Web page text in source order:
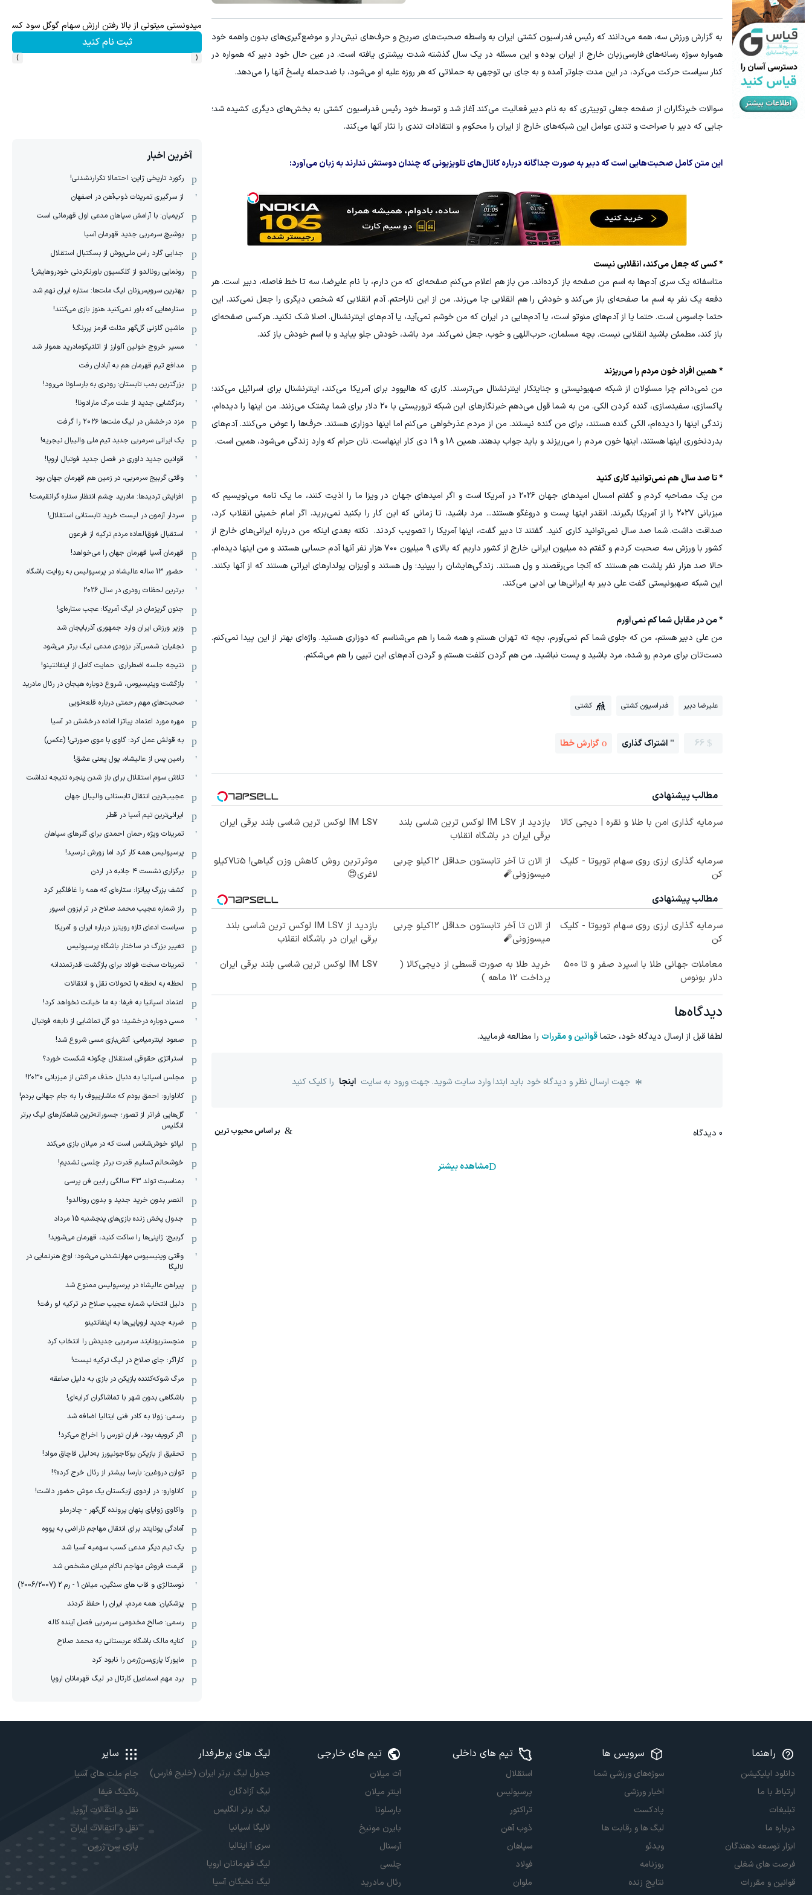
به گزارش ورزش سه، همه می‌دانند که رئیس فدراسیون کشتی ایران به واسطه صحبت‌های صریح و حرف‌های نیش‌دار و موضع‌گیری‌های بدون واهمه خود
همواره سوژه رسانه‌های فارسی‌زبان خارج از ایران بوده و این مسئله در یک سال گذشته شدت بیشتری یافته است. در عین حال خود دبیر که همواره در
کنار سیاست حرکت می‌کرد، در این مدت جلوتر آمده و به جای بی توجهی به حملاتی که هر روزه علیه او می‌شود، با ضدحمله پاسخ آنها را می‌دهد.
سوالات خبرنگاران از صفحه جعلی توییتری که به نام دبیر فعالیت می‌کند آغاز شد و توسط خود رئیس فدراسیون کشتی به بخش‌های دیگری کشیده شد‌؛
جایی که دبیر با صراحت و تندی عوامل این شبکه‌های خارج از ایران را محکوم و انتقادات تندی را نثار آنها می‌کند.
این متن کامل صحبت‌هایی است که دبیر به صورت جداگانه درباره کانال‌های تلویزیونی که چندان دوستش ندارند به زبان می‌آورد:
* کسی که جعل می‌کند، انقلابی نیست
متاسفانه یک سری آدم‌ها به اسم من صفحه باز کرده‌اند. من باز هم اعلام می‌کنم صفحه‌ای که من دارم، با نام علیرضا، سه تا خط فاصله، دبیر است. هر
دفعه یک نفر به اسم ما صفحه‌ای باز می‌کند و خودش را هم انقلابی جا می‌زند. من از این ناراحتم. آدم انقلابی که شخص دیگری را جعل نمی‌کند. این
حتما جاسوس است. حتما یا از آدم‌های منوتو است، یا آدم‌هایی در ایران که من خوشم نمی‌آید، یا آدم‌های اینترنشنال. اصلا شک نکنید. هرکسی صفحه‌ای
باز کند، مطمئن باشید انقلابی نیست. بچه مسلمان، حرب‌اللهی و خوب، جعل نمی‌کند. مرد باشد، خودش جلو بیاید و با اسم خودش باز کند.
* همین افراد خون مردم را می‌ریزند
من نمی‌دانم چرا مسئولان از شبکه صهیونیستی و جنایتکار اینترنشنال می‌ترسند. کاری که هالیوود برای آمریکا می‌کند، اینترنشنال برای اسرائیل می‌کند؛
پاکسازی، سفیدسازی، گنده کردن الکی‌. من به شما قول می‌دهم خبرنگارهای این شبکه تروریستی با ۲۰ دلار برای شما پشتک می‌زنند. من اینها را دیده‌ام،
زندگی اینها را دیده‌ام، الکی گنده هستند، برای من گنده نیستند. من از مردم عذرخواهی می‌کنم اما اینها دوزاری هستند. حرف‌ها را عوض می‌کنند. آدم‌های
بدردنخوری اینها هستند، اینها خون مردم را می‌ریزند و باید جواب بدهند. همین ۱۸ و ۱۹ دی کار اینهاست. نان حرام که وارد زندگی می‌شود، همین است.
* تا صد سال هم نمی‌توانید کاری کنید
من یک مصاحبه کردم و گفتم امسال امیدهای جهان ۲۰۲۶ در آمریکا است و اگر امیدهای جهان در ویزا ما را اذیت کنند، ما یک نامه می‌نویسیم که
میزبانی ۲۰۲۷ را از آمریکا بگیرند. انقدر اینها پست و دروغگو هستند... مرد باشید، تا زمانی که این کار را بکنید نمی‌برید. اگر امام خمینی انقلاب کرد،
صداقت داشت. شما صد سال نمی‌توانید کاری کنید. گفتند تا دبیر گفت، اینها آمریکا را تصویب کردند. نکته بعدی اینکه من درباره ایرانی‌های خارج از
کشور با ورزش سه صحبت کردم و گفتم ده میلیون ایرانی خارج از کشور داریم که بالای ۹ میلیون ۷۰۰ هزار نفر آنها آدم حسابی هستند و من اینها دیده‌ام.
حالا صد هزار نفر پلشت هم هستند که آنجا می‌رقصند و ول هستند. زندگی‌هایشان را ببینید؛ ول هستند و آویزان پولدارهای ایرانی هستند که از آنها بکنند.
این شبکه صهیونیستی گفت علی دبیر به ایرانی‌ها بی ادبی می‌کند‌.
* من در مقابل شما کم نمی‌آورم
من علی دبیر هستم، من که جلوی شما کم نمی‌آورم، بچه ته تهران هستم و همه شما را هم می‌شناسم که دوزاری هستید. واژه‌ای بهتر از این پیدا نمی‌کنم.
دست‌تان برای مردم رو شده، مرد باشید و پست نباشید. من هم گردن کلفت هستم و گردن آدم‌های این تیپی را هم می‌شکنم.
علیرضا دبیر فدراسیون کشتی کشتی
66 اشتراک گذاری گزارش خطا
مطالب پیشنهادی
سرمایه گذاری امن با طلا و نقره | دیجی کالا
بازدید از IM LS7 لوکس ترین شاسی بلند
برقی ایران در باشگاه انقلاب
IM LS7 لوکس ترین شاسی بلند برقی ایران
سرمایه گذاری ارزی روی سهام تویوتا - کلیک
کن
از الان تا آخر تابستون حداقل 12کیلو چربی
میسوزونی🧨
موثرترین روش کاهش وزن گیاهی! 5تا۷کیلو
لاغری😍
مطالب پیشنهادی
سرمایه گذاری ارزی روی سهام تویوتا - کلیک
کن
از الان تا آخر تابستون حداقل 12کیلو چربی
میسوزونی🧨
بازدید از IM LS7 لوکس ترین شاسی بلند
برقی ایران در باشگاه انقلاب
معاملات جهانی طلا با اسپرد صفر و تا ۵۰۰
دلار بونوس
خرید طلا به صورت قسطی از دیجی‌کالا (
پرداخت 12 ماهه )
IM LS7 لوکس ترین شاسی بلند برقی ایران
دیدگاه‌ها
لطفا قبل از ارسال دیدگاه خود، حتماقوانین و مقررات را مطالعه فرمایید.
جهت ارسال نظر و دیدگاه خود باید ابتدا وارد سایت شوید. جهت ورود به سایت اینجا را کلیک کنید
0 دیدگاه
مشاهده بیشتر
سرمایه گذاری ارزی روی سهام تویوتا - کلیک کن
ثبت نام کنید ثبت نام کنید ثبت نام کنید
میدونستی میتونی از بالا رفتن ارزش سهام گوگل سود کسب
ثبت نام کنید
‹
›
آخرین اخبار
رکورد تاریخی ژاپن: احتمالا تکرارنشدنی!
از سرگیری تمرینات ذوب‌آهن در اصفهان
کریمیان: با آرامش سپاهان مدعی اول قهرمانی است
بوشیچ سرمربی جدید قهرمان آسیا
جدایی گارد راس ملی‌پوش از بسکتبال استقلال
رونمایی رونالدو از کلکسیون باورنکردنی خودروهایش!
بهترین سرویس‌زنان لیگ ملت‌ها: ستاره ایران نهم شد
ستاره‌هایی که باور نمی‌کنید هنوز بازی می‌کنند!
ماشین گلزنی گل‌گهر مثلث قرمز پررنگ!
مسیر خروج خولین آلوارز از اتلتیکومادرید هموار شد
مدافع تیم قهرمان هم به آبادان رفت
بزرگترین بمب تابستان: رودری به بارسلونا می‌رود!
رمزگشایی جدید از علت مرگ مارادونا!
مزد درخشش در لیگ ملت‌ها ٢٠٢۶ را گرفت
یک ایرانی سرمربی جدید تیم ملی والیبال نیجریه!
قوانین جدید داوری در فصل جدید فوتبال اروپا!
وقتی گربیج سرمربی، در زمین هم قهرمان جهان بود
افزایش تردیدها: مادرید چشم انتظار ستاره گرانقیمت!
سردار آزمون در لیست خرید تابستانی استقلال!
استقبال فوق‌‌العاده مردم ترکیه از فرعون
قهرمان آسیا قهرمان جهان را می‌خواهد!
حضور 13 ساله عالیشاه در پرسپولیس به روایت باشگاه
برترین لحظات رودری در سال 2026
جنون گریزمان در لیگ آمریکا: عجب ستاره‌ای!
وزیر ورزش ایران وارد جمهوری آذربایجان شد
نجفیان: شمس‌آذر بزودی مدعی لیگ برتر می‌شود
نتیجه جلسه اضطراری: حمایت کامل از اینفانتینو!
بازگشت وینیسیوس، شروع دوباره هیجان در رئال مادرید
صحبت‌های مهم رحمتی درباره قلعه‌نویی
مهره مورد اعتماد پیاتزا آماده درخشش در آسیا
به قولش عمل کرد: گاوی با موی صورتی! (عکس)
رامین پس از عالیشاه، پول یعنی عشق!
تلاش سوم استقلال برای باز شدن پنجره نتیجه نداشت
عجیب‌ترین انتقال تابستانی والیبال جهان
ایرانی‌ترین تیم آسیا در قطر
تمرینات ویژه رحمان احمدی برای گلرهای سپاهان
پرسپولیس همه کار کرد اما زورش نرسید!
برگزاری نشست ۴ جانبه در اردن
کشف بزرگ پیاتزا: ستاره‌ای که همه را غافلگیر کرد
راز شماره عجیب محمد صلاح در ترابزون اسپور
سیاست ادعای تازه رویترز درباره ایران و آمریکا
تغییر بزرگ در ساختار باشگاه پرسپولیس
تمرینات سخت فولاد برای بازگشت قدرتمندانه
لحظه به لحظه با تحولات نقل و انتقالات
اعتماد اسپانیا به فیفا: به ما خیانت نخواهد کرد!
مسی دوباره درخشید؛ دو گل تماشایی از نابغه فوتبال
صعود اینترمیامی: آتش‌بازی مسی شروع شد!
استراتژی حقوقی استقلال چگونه شکست خورد؟
مجلس اسپانیا به دنبال حذف مراکش از میزبانی ۲۰۳۰!
کاناوارو: احمق بودم که ماشاریپوف را به جام جهانی بردم!
گل‌هایی فراتر از تصور؛ جسورانه‌ترین شاهکارهای لیگ برتر
انگلیس
لیائو خوش‌شانس است که در میلان بازی می‌کند
خوشحالم تسلیم قدرت برتر چلسی نشدیم!
بمناسبت تولد 43 سالگی رابین فن پرسی
النصر بدون خرید جدید و بدون رونالدو!
جدول پخش زنده بازی‌های پنجشنبه 15 مرداد
گربیج: ژاپنی‌ها را ساکت کنید، قهرمان می‌شوید!
وقتی وینیسیوس مهارنشدنی می‌شود؛ اوج هنرنمایی در
لالیگا
پیراهن عالیشاه در پرسپولیس ممنوع شد
دلیل انتخاب شماره عجیب صلاح در ترکیه لو رفت!
ضربه جدید اروپایی‌ها به اینفانتینو
منچستریونایتد سرمربی جدیدش را انتخاب کرد
کاراگر: جای صلاح در لیگ ترکیه نیست!
مرگ شوکه‌کننده بازیکن در بازی به دلیل صاعقه
باشگاهی بدون شهر با تماشاگران کرایه‌ای!
رسمی: زولا به کادر فنی ایتالیا اضافه شد
اگر کرویف بود، فران تورس را اخراج می‌کرد!
تحقیق از بازیکن بوکاجونیورز به‌دلیل قاچاق مواد!
توازن دروغین: بارسا بیشتر از رئال خرج کرده؟!
کاناوارو: در اردوی ازبکستان یک موش حضور داشت!
واکاوی زوایای پنهان پرونده گل‌گهر - چادرملو
آمادگی یونایتد برای انتقال مهاجم ناراضی به یووه
یک تیم دیگر مدعی کسب سهمیه آسیا شد
قیمت فروش مهاجم ناکام میلان مشخص شد
نوستالژی و قاب های سنگین، میلان 1 - رم 2 (2006/2007)
پزشکیان: همه مردم، ایران را حفظ کردند
رسمی: صالح مخدومی سرمربی فصل آینده کاله
کنایه مالک باشگاه عربستانی به محمد صلاح
مایورکا پاری‌سن‌ژرمن را نابود کرد
برد مهم اسماعیل کارتال در لیگ قهرمانان اروپا
راهنما
دانلود اپلیکیشن
ارتباط با ما
تبلیغات
درباره ما
ابزار توسعه دهندگان
فرصت های شغلی
قوانین و مقررات
سرویس ها
سوژه‌های ورزشی شما
اخبار ورزشی
پادکست
لیگ ها و رقابت ها
ویدئو
روزنامه
نتایج زنده
تیم های داخلی
استقلال
پرسپولیس
تراکتور
ذوب آهن
سپاهان
فولاد
ملوان
تیم های خارجی
آث میلان
اینتر میلان
بارسلونا
بایرن مونیخ
آرسنال
چلسی
رئال مادرید
لیگ های پرطرفدار
جدول لیگ برتر ایران (خلیج فارس)
لیگ آزادگان
لیگ برتر انگلیس
لالیگا اسپانیا
سری آ ایتالیا
لیگ قهرمانان اروپا
لیگ نخبگان آسیا
سایر
جام ملت های آسیا
رنکینگ فیفا
نقل و انتقالات اروپا
نقل و انتقالات ایران
پاری سن ژرمن